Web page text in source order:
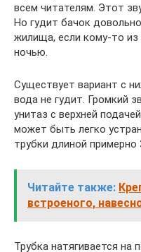
всем читателям. Этот
Но гудит бачок
жилища, если кому-то из
ночью.
Существует вариант с
вода не гудит. Громкий
унитаз с верхней
может быть легко
трубки длиной примерно
Читайте также:
встроеного,
Трубка натягивается